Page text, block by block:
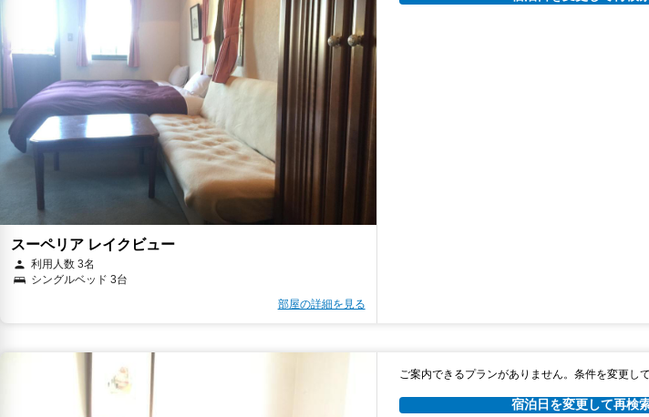
スーペリア レイクビュー
利用人数 3名
シングルベッド 3台
部屋の詳細を見る
ご案内できるプランがありません。条件を変更し
宿泊日を変更して再検